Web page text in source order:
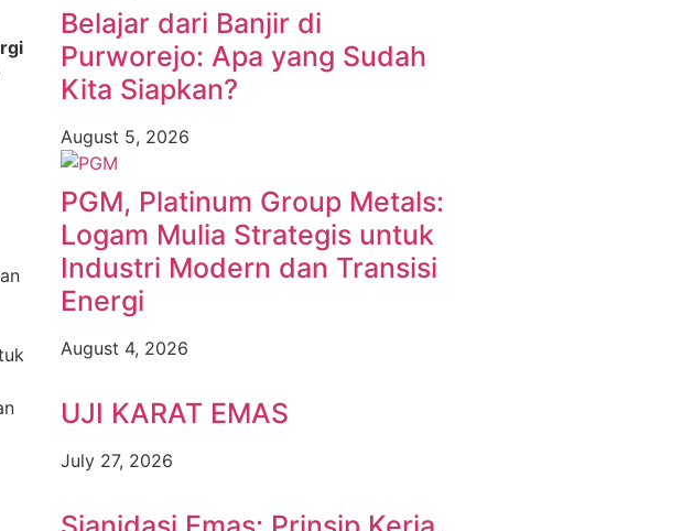
Belajar dari Banjir di
Purworejo: Apa yang Sudah
Kita Siapkan?
August 5, 2026
PGM, Platinum Group Metals:
Logam Mulia Strategis untuk
Industri Modern dan Transisi
Energi
August 4, 2026
UJI KARAT EMAS
July 27, 2026